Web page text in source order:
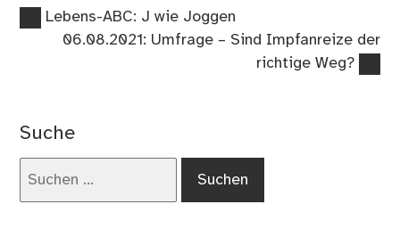
Beitragsnavigation
Vorheriger
Beitrag:
Lebens-ABC: J wie Joggen
Nächster
06.08.2021: Umfrage – Sind Impfanreize der
richtige Weg?
Suche